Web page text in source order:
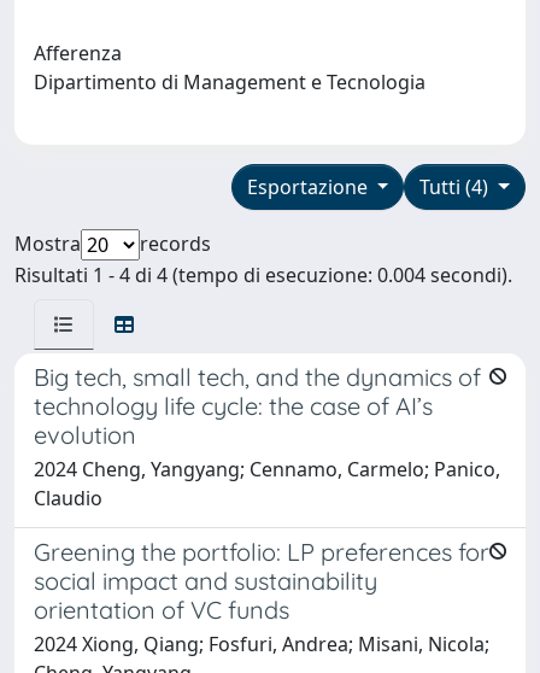
Afferenza
Dipartimento di Management e Tecnologia
Tutti (4)
Esportazione
Mostra
records
Risultati 1 - 4 di 4 (tempo di esecuzione: 0.004 secondi).
Big tech, small tech, and the dynamics of
technology life cycle: the case of AI’s
evolution
2024 Cheng, Yangyang; Cennamo, Carmelo; Panico,
Claudio
Greening the portfolio: LP preferences for
social impact and sustainability
orientation of VC funds
2024 Xiong, Qiang; Fosfuri, Andrea; Misani, Nicola;